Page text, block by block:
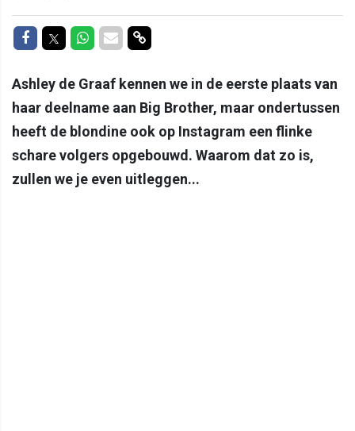
Delen op Facebook
Delen op Twitter
Delen op Whatsapp
Delen via Mail
Delen via link
Ashley de Graaf kennen we in de eerste plaats van
haar deelname aan Big Brother, maar ondertussen
heeft de blondine ook op Instagram een flinke
schare volgers opgebouwd. Waarom dat zo is,
zullen we je even uitleggen...